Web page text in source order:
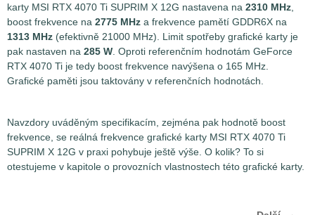
karty MSI RTX 4070 Ti SUPRIM X 12G nastavena na 2310 MHz
boost frekvence na 2775 MHz a frekvence pamětí GDDR6X na
1313 MHz (efektivně 21000 MHz). Limit spotřeby grafické karty je
pak nastaven na 285 W . Oproti referenčním hodnotám GeForce
RTX 4070 Ti je tedy boost frekvence navýšena o 165 MHz.
Grafické paměti jsou taktovány v referenčních hodnotách.
Navzdory uváděným specifikacím, zejména pak hodnotě boost
frekvence, se reálná frekvence grafické karty MSI RTX 4070 Ti
SUPRIM X 12G v praxi pohybuje ještě výše. O kolik? To si
otestujeme v kapitole o provozních vlastnostech této grafické karty.